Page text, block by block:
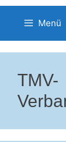
Menü
TMV-